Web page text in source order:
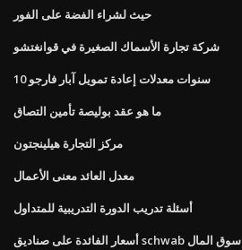
حيث لشراء الفضة على الفور
شركة تجارة الأسماك الصغيرة في قوانغتشو
10 سنوات معدلات إعادة تمويل آبار فارجو
ما هو عقد بوليصة تأمين التصاق
مركز التجارة هيلينجتون
معدل العائد معنى الأعمال
أسئلة تدريب الدورة التدريبية للمتداول
أسعار الفائدة على صناديق schwab سوق المال